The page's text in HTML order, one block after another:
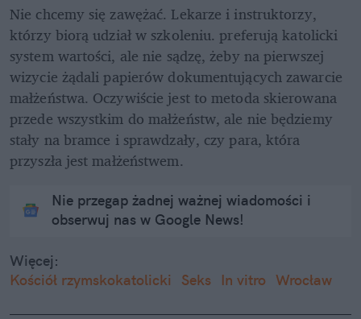
Nie chcemy się zawężać. Lekarze i instruktorzy,
którzy biorą udział w szkoleniu. preferują katolicki
system wartości, ale nie sądzę, żeby na pierwszej
wizycie żądali papierów dokumentujących zawarcie
małżeństwa. Oczywiście jest to metoda skierowana
przede wszystkim do małżeństw, ale nie będziemy
stały na bramce i sprawdzały, czy para, która
przyszła jest małżeństwem.
Nie przegap żadnej ważnej wiadomości i
obserwuj nas w Google News!
Więcej:
Kościół rzymskokatolicki
Seks In vitro Wrocław